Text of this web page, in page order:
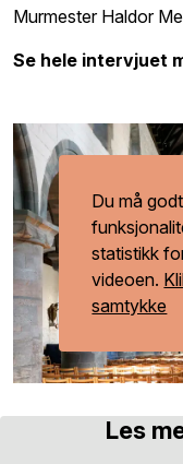
Murmester Haldor
Se hele intervjuet
Du må
statistikk
videoen.
samtykke
Les